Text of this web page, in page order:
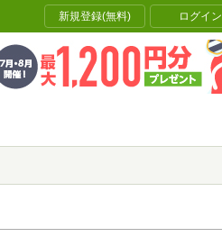
新規登録(無料) ログイン